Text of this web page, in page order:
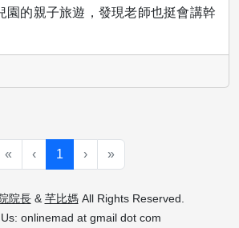
園的親子旅遊，發現老師也挺會講幹
« ‹ 1 › »
院長& 芊比媽All Rights Reserved.
onlinemad at gmail dot com